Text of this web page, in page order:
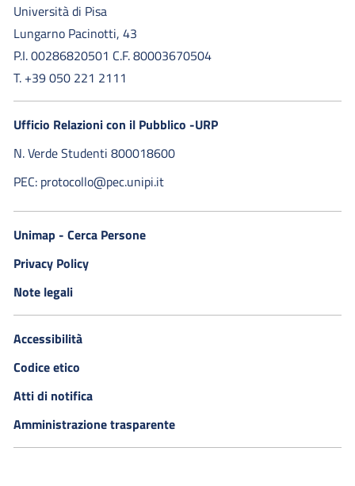
Università di Pisa
Lungarno Pacinotti, 43
P.I. 00286820501 C.F. 80003670504
T. +39 050 221 2111
Ufficio Relazioni con il Pubblico -URP
N. Verde Studenti 800018600​
PEC: protocollo@pec.unipi.it
Unimap - Cerca Persone
Privacy Policy
Note legali
Accessibilità
Codice etico
Atti di notifica
Amministrazione trasparente